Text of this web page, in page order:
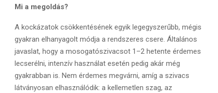
Mi a megoldás?
A kockázatok csökkentésének egyik legegyszerűbb, mégis
gyakran elhanyagolt módja a rendszeres csere. Általános
javaslat, hogy a mosogatószivacsot 1–2 hetente érdemes
lecserélni, intenzív használat esetén pedig akár még
gyakrabban is. Nem érdemes megvárni, amíg a szivacs
látványosan elhasználódik: a kellemetlen szag, az